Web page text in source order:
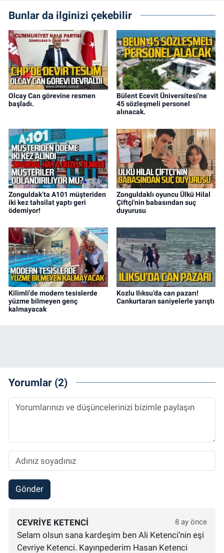
Bunlar da ilginizi çekebilir
Olcay Can görevine resmen
başladı.
Bülent Ecevit Üniversitesi'ne
45 sözleşmeli personel
alınacak.
Zonguldak’ta A101 müşteriden
iki kez tahsilat yaptı geri
ödemiyor!
Zonguldaklı oyuncu Ülkü Hilal
Çiftçi'nin babasından suç
duyurusu
Kilimli'de modern tesislerde
yüzme bilmeyen genç
kalmayacak
Kozlu Ilıksu’da can pazarı!
Cankurtaran saniyelerle yarıştı
Yorumlar (2)
Gönder
CEVRIYE KETENCI 8 ay önce
Selam olsun sana kardeşim ben Ali Ketenci’nin eşi
Cevriye Ketenci. Kayınpederim Hasan Ketenci